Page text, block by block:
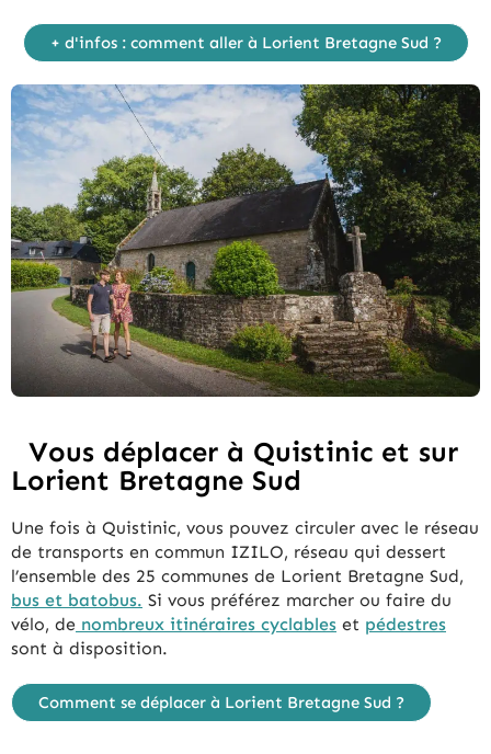
+ d'infos : comment aller à Lorient Bretagne Sud ?
Vous déplacer à Quistinic et sur
Lorient Bretagne Sud
Une fois à Quistinic, vous pouvez circuler avec le réseau
de transports en commun IZILO, réseau qui dessert
l’ensemble des 25 communes de Lorient Bretagne Sud,
bus et batobus. Si vous préférez marcher ou faire du
vélo, de nombreux itinéraires cyclables et pédestres
sont à disposition.
Comment se déplacer à Lorient Bretagne Sud ?